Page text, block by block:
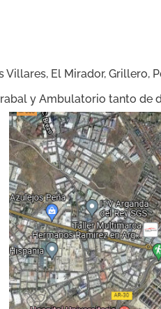
El Mirador, Grillero,
y Ambulatorio tanto de